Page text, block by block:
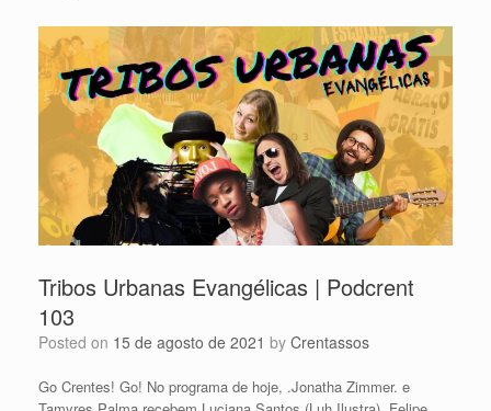
Tribos Urbanas Evangélicas | Podcrent
103
Posted on 15 de agosto de 2021 by Crentassos
Go Crentes! Go! No programa de hoje, .Jonatha Zimmer. e